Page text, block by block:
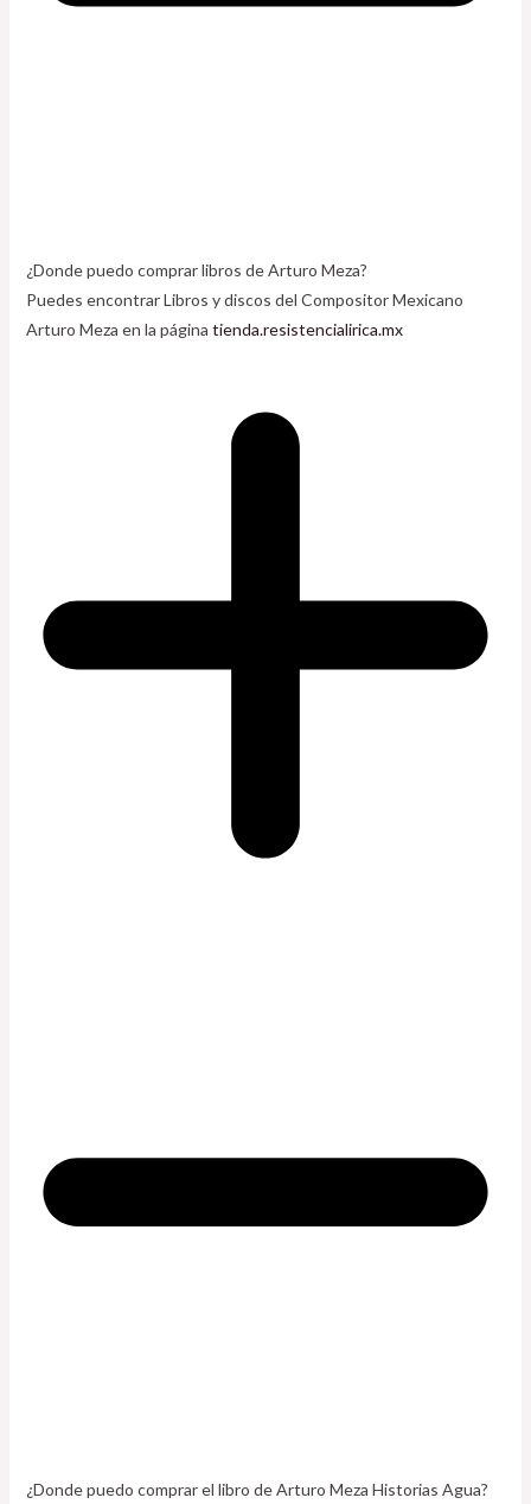
¿Donde puedo comprar libros de Arturo Meza?
Puedes encontrar Libros y discos del Compositor Mexicano
Arturo Meza en la página tienda.resistencialirica.mx
¿Donde puedo comprar el libro de Arturo Meza Historias Agua?